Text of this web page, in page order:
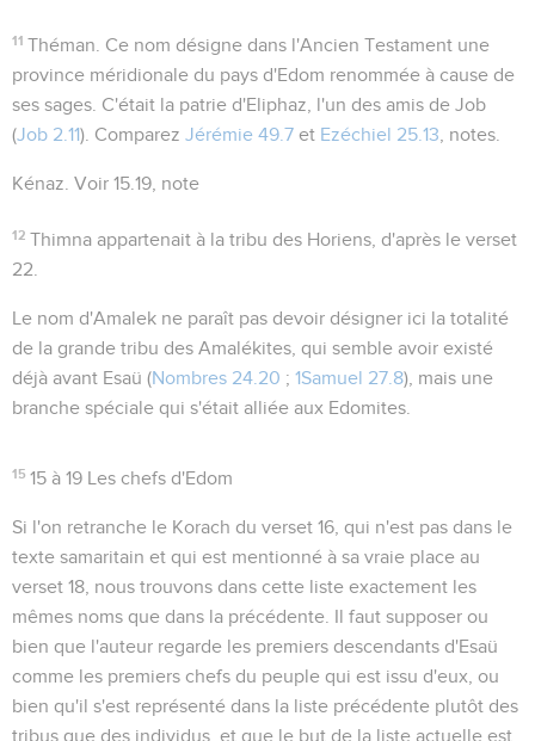
11 Théman . Ce nom désigne dans l'Ancien Testament une
province méridionale du pays d'Edom renommée à cause de
ses sages. C'était la patrie d'Eliphaz, l'un des amis de Job
(Job 2.11). Comparez Jérémie 49.7 et Ezéchiel 25.13 , notes.
Kénaz . Voir 15.19 , note
12 Thimna appartenait à la tribu des Horiens, d'après le verset
22.
Le nom d'Amalek ne paraît pas devoir désigner ici la totalité
de la grande tribu des Amalékites, qui semble avoir existé
déjà avant Esaü (Nombres 24.20 ; 1Samuel 27.8), mais une
branche spéciale qui s'était alliée aux Edomites.
15 15 à 19 Les chefs d'Edom
Si l'on retranche le Korach du verset 16, qui n'est pas dans le
texte samaritain et qui est mentionné à sa vraie place au
verset 18, nous trouvons dans cette liste exactement les
mêmes noms que dans la précédente. Il faut supposer ou
bien que l'auteur regarde les premiers descendants d'Esaü
comme les premiers chefs du peuple qui est issu d'eux, ou
bien qu'il s'est représenté dans la liste précédente plutôt des
tribus que des individus, et que le but de la liste actuelle est